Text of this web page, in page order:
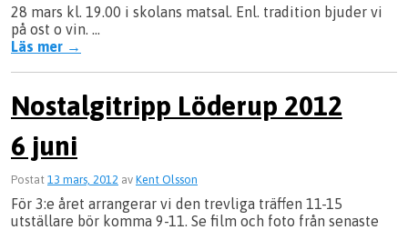
28 mars kl. 19.00 i skolans matsal. Enl. tradition bjuder vi
på ost o vin. …
Läs mer →
Nostalgitripp Löderup 2012
6 juni
Postat 13 mars, 2012 av Kent Olsson
För 3:e året arrangerar vi den trevliga träffen 11-15
utställare bör komma 9-11. Se film och foto från senaste